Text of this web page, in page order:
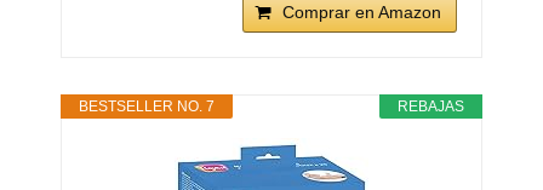
Comprar en Amazon
REBAJAS
BESTSELLER NO. 7